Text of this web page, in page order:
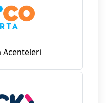
Acenteleri